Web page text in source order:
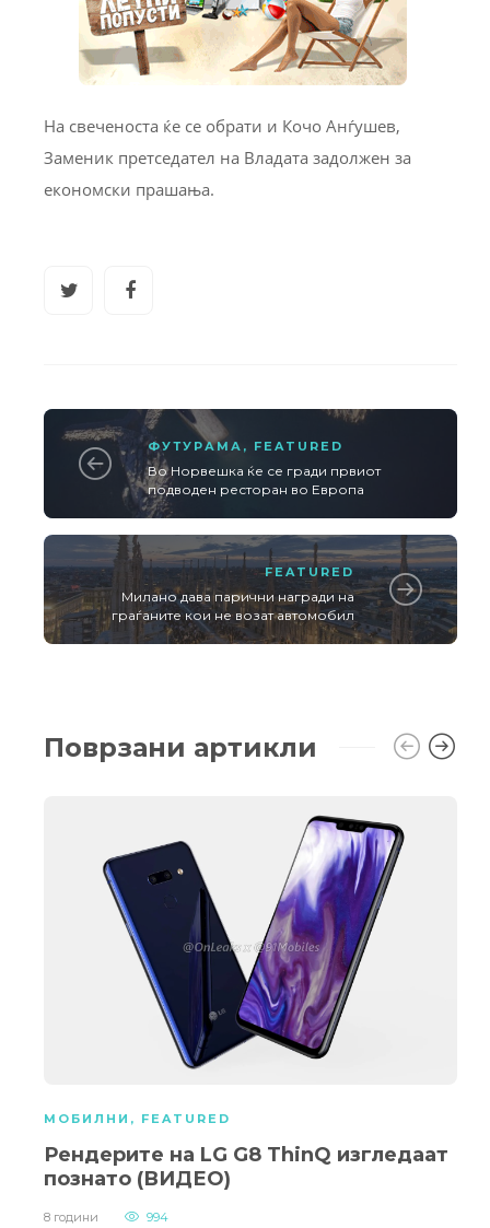
На свеченоста ќе се обрати и Кочо Анѓушев,
Заменик претседател на Владата задолжен за
економски прашања.
ФУТУРАМА , FEATURED
Во Норвешка ќе се гради првиот
подводен ресторан во Европа
FEATURED
Милано дава парични награди на
граѓаните кои не возат автомобил
Поврзани артикли
МОБИЛНИ , FEATURED
Рендерите на LG G8 ThinQ изгледаат
познато (ВИДЕО)
8 години 994